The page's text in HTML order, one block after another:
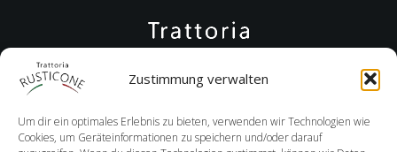
Zustimmung verwalten
Um dir ein optimales Erlebnis zu bieten, verwenden wir Technologien wie
Cookies, um Geräteinformationen zu speichern und/oder darauf